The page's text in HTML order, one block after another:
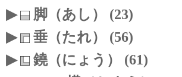
▶
脚（あし） (23)
▶
垂（たれ） (56)
▶
鐃（にょう） (61)